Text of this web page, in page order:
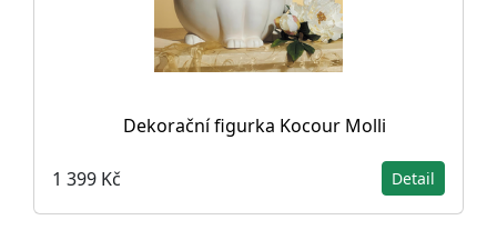
Dekorační figurka Kocour Molli
1 399 Kč Detail